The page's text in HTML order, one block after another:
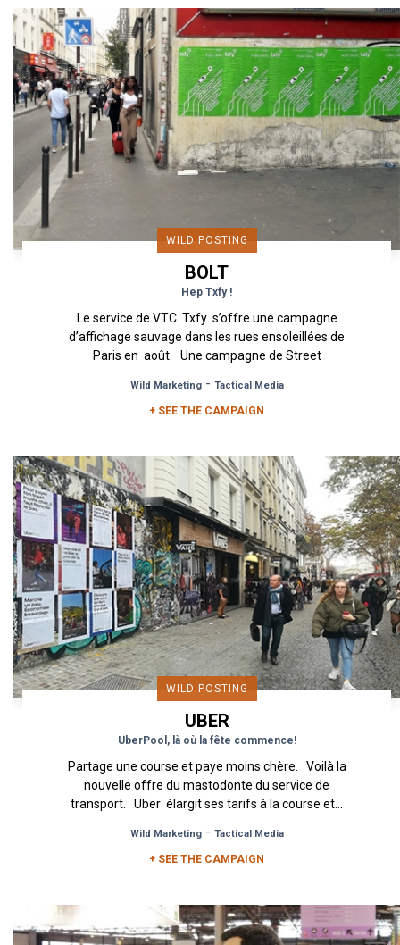
WILD POSTING
BOLT
Hep Txfy !
Le service de VTC Txfy s’offre une campagne
d’affichage sauvage dans les rues ensoleillées de
Paris en août. Une campagne de Street
Wild Marketing- Tactical Media
+ SEE THE CAMPAIGN
WILD POSTING
UBER
UberPool, là où la fête commence!
Partage une course et paye moins chère. Voilà la
nouvelle offre du mastodonte du service de
transport. Uber élargit ses tarifs à la course et...
Wild Marketing- Tactical Media
+ SEE THE CAMPAIGN